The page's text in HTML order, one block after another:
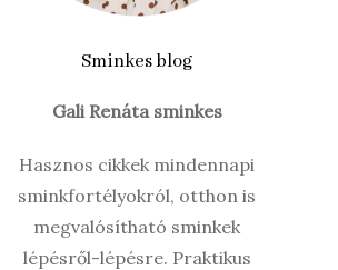
Sminkes blog
Gali Renáta sminkes
Hasznos cikkek mindennapi
sminkfortélyokról, otthon is
megvalósítható sminkek
lépésről-lépésre. Praktikus